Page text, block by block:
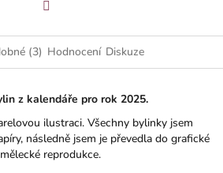
(3) Hodnocení Diskuze
z kalendáře pro rok 2025.
ilustraci. Všechny bylinky jsem
následně jsem je převedla do grafické
reprodukce.